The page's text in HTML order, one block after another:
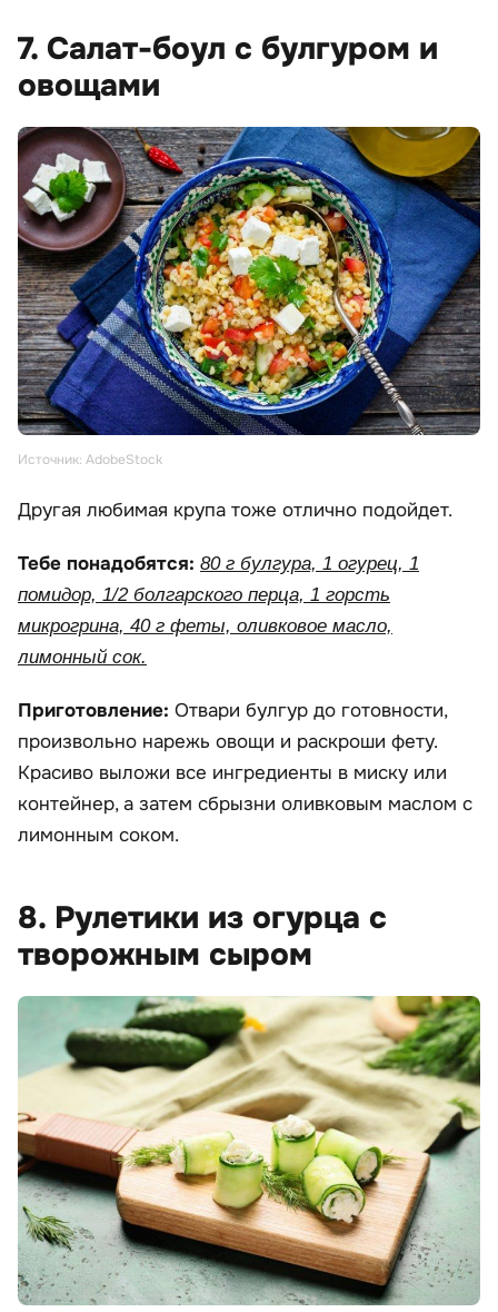
7. Салат-боул с булгуром и
овощами
Источник: AdobeStock
Другая любимая крупа тоже отлично подойдет.
Тебе понадобятся: 80 г булгура, 1 огурец, 1
помидор, 1/2 болгарского перца, 1 горсть
микрогрина, 40 г феты, оливковое масло,
лимонный сок.
Приготовление: Отвари булгур до готовности,
произвольно нарежь овощи и раскроши фету.
Красиво выложи все ингредиенты в миску или
контейнер, а затем сбрызни оливковым маслом с
лимонным соком.
8. Рулетики из огурца с
творожным сыром